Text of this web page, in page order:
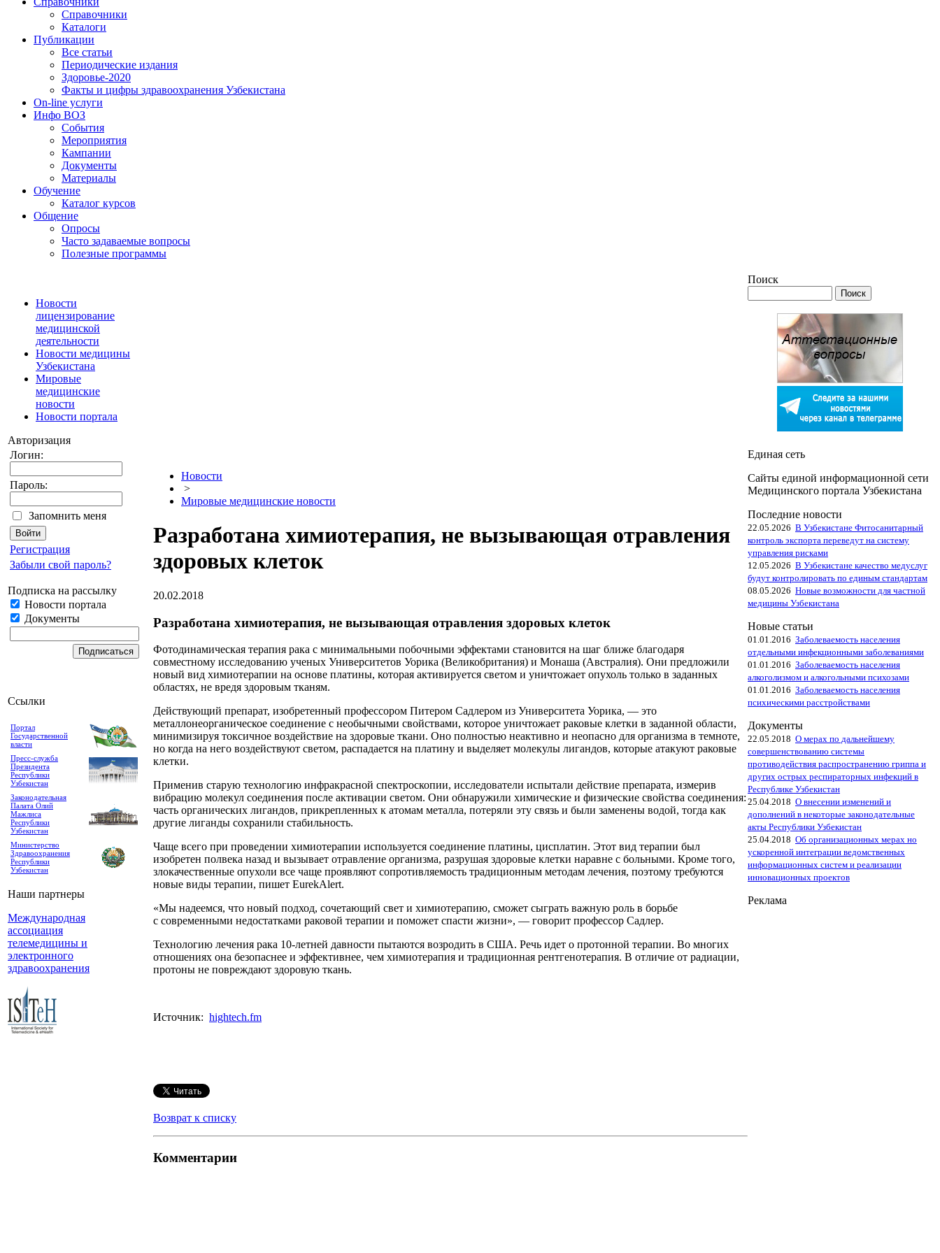
Справочники
Каталоги
Публикации
Все статьи
Периодические издания
Здоровье-2020
Факты и цифры здравоохранения Узбекистана
On-line услуги
Инфо ВОЗ
События
Мероприятия
Кампании
Документы
Материалы
Обучение
Каталог курсов
Общение
Опросы
Часто задаваемые вопросы
Полезные программы
Новости
лицензирование
медицинской
деятельности
Новости медицины
Узбекистана
Мировые
медицинские
новости
Новости портала
Авторизация
Логин:
Пароль:
Запомнить меня
Регистрация
Забыли свой пароль?
Подписка на рассылку
Новости портала
Документы
Ссылки
Портал
Государственной
власти
Пресс-служба
Президента
Республики
Узбекистан
Законодательная
Палата Олий
Мажлиса
Республики
Узбекистан
Министерство
Здравоохранения
Республики
Узбекистан
Наши партнеры
Международная
ассоциация
телемедицины и
электронного
здравоохранения
Новости
>
Мировые медицинские новости
Разработана химиотерапия, не вызывающая отравления
здоровых клеток
20.02.2018
Разработана химиотерапия, не вызывающая отравления здоровых клеток
Фотодинамическая терапия рака с минимальными побочными эффектами становится на шаг ближе благодаря
совместному исследованию ученых Университетов Уорика (Великобритания) и Монаша (Австралия). Они предложили
новый вид химиотерапии на основе платины, которая активируется светом и уничтожает опухоль только в заданных
областях, не вредя здоровым тканям.
Действующий препарат, изобретенный профессором Питером Садлером из Университета Уорика, — это
металлонеорганическое соединение с необычными свойствами, которое уничтожает раковые клетки в заданной области,
минимизируя токсичное воздействие на здоровые ткани. Оно полностью неактивно и неопасно для организма в темноте,
но когда на него воздействуют светом, распадается на платину и выделяет молекулы лигандов, которые атакуют раковые
клетки.
Применив старую технологию инфракрасной спектроскопии, исследователи испытали действие препарата, измерив
вибрацию молекул соединения после активации светом. Они обнаружили химические и физические свойства соединения:
часть органических лигандов, прикрепленных к атомам металла, потеряли эту связь и были заменены водой, тогда как
другие лиганды сохранили стабильность.
Чаще всего при проведении химиотерапии используется соединение платины, цисплатин. Этот вид терапии был
изобретен полвека назад и вызывает отравление организма, разрушая здоровые клетки наравне с больными. Кроме того,
злокачественные опухоли все чаще проявляют сопротивляемость традиционным методам лечения, поэтому требуются
новые виды терапии, пишет EurekAlert.
«Мы надеемся, что новый подход, сочетающий свет и химиотерапию, сможет сыграть важную роль в борьбе
с современными недостатками раковой терапии и поможет спасти жизни», — говорит профессор Садлер.
Технологию лечения рака 10-летней давности пытаются возродить в США. Речь идет о протонной терапии. Во многих
отношениях она безопаснее и эффективнее, чем химиотерапия и традиционная рентгенотерапия. В отличие от радиации,
протоны не повреждают здоровую ткань.
Источник: hightech.fm
Возврат к списку
Комментарии
Поиск
Единая сеть
Сайты единой информационной сети
Медицинского портала Узбекистана
Последние новости
22.05.2026 В Узбекистане Фитосанитарный
контроль экспорта переведут на систему
управления рисками
12.05.2026 В Узбекистане качество медуслуг
будут контролировать по единым стандартам
08.05.2026 Новые возможности для частной
медицины Узбекистана
Новые статьи
01.01.2016 Заболеваемость населения
отдельными инфекционными заболеваниями
01.01.2016 Заболеваемость населения
алкоголизмом и алкогольными психозами
01.01.2016 Заболеваемость населения
психическими расстройствами
Документы
22.05.2018 О мерах по дальнейшему
совершенствованию системы
противодействия распространению гриппа и
других острых респираторных инфекций в
Республике Узбекистан
25.04.2018 О внесении изменений и
дополнений в некоторые законодательные
акты Республики Узбекистан
25.04.2018 Об организационных мерах но
ускоренной интеграции ведомственных
информационных систем и реализации
инновационных проектов
Реклама